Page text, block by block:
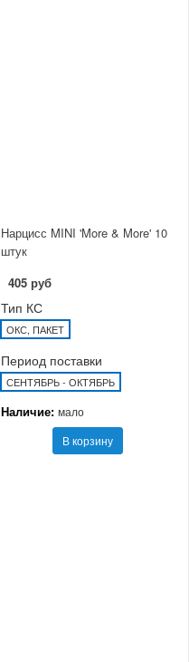
Нарцисс MINI 'More & More' 10
штук
405 руб
Тип КС
ОКС, ПАКЕТ
Период поставки
СЕНТЯБРЬ - ОКТЯБРЬ
Наличие: мало
В корзину